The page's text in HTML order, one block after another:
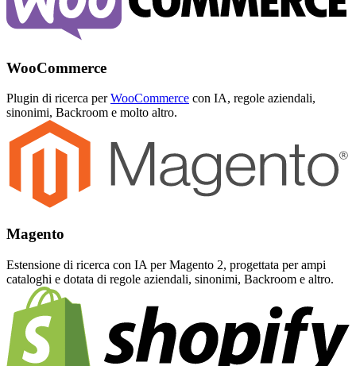
WooCommerce
Plugin di ricerca perWooCommerce con IA, regole aziendali,
sinonimi, Backroom e molto altro.
Magento
Estensione di ricerca con IA per Magento 2, progettata per ampi
cataloghi e dotata di regole aziendali, sinonimi, Backroom e altro.